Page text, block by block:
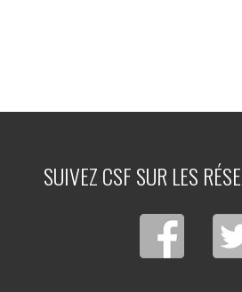
SUIVEZ CSF SUR LES